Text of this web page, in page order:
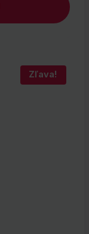
Zľava!